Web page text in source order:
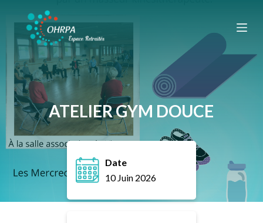
e
r
a
c
o
ATELIER GYM DOUCE
Date
10 Juin 2026